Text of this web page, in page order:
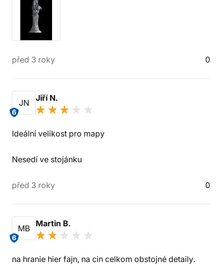
před 3 roky 0
JN
6
Jiří N.
Ideální velikost pro mapy
Nesedí ve stojánku
před 3 roky 0
MB
6
Martin B.
na hranie hier fajn, na cin celkom obstojné detaily.